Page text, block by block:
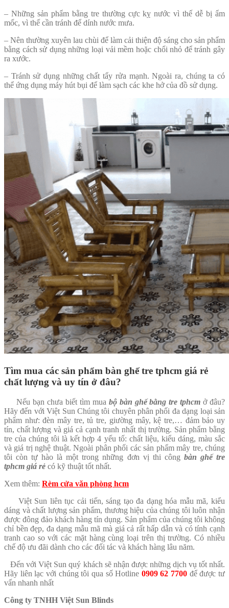
– Những sản phẩm bằng tre thường cực kỵ nước vì thế dễ bị ẩm
mốc, vì thế cần tránh để dính nước mưa.
– Nên thường xuyên lau chùi để làm cải thiện độ sáng cho sản phẩm
bằng cách sử dụng những loại vải mềm hoặc chổi nhỏ để tránh gây
ra xước.
– Tránh sử dụng những chất tẩy rửa mạnh. Ngoài ra, chúng ta có
thể ứng dụng máy hút bụi để làm sạch các khe hở của đồ sử dụng.
Tìm mua các sản phẩm bàn ghế tre tphcm giá rẻ
chất lượng và uy tín ở đâu?
Nếu bạn chưa biết tìm mua bộ bàn ghế bằng tre tphcm ở đâu?
Hãy đến với Việt Sun Chúng tôi chuyên phân phối đa dạng loại sản
phẩm như: đèn mây tre, tủ tre, giường mây, kệ tre,… đảm bảo uy
tín, chất lượng và giá cả cạnh tranh nhất thị trường. Sản phẩm bằng
tre của chúng tôi là kết hợp 4 yếu tố: chất liệu, kiểu dáng, màu sắc
và giá trị nghệ thuật. Ngoài phân phối các sản phẩm mây tre, chúng
tôi còn tự hào là một trong những đơn vị thi công bàn ghế tre
tphcm giá rẻ có kỹ thuật tốt nhất.
Xem thêm: Rèm cửa văn phòng hcm
Việt Sun liên tục cải tiến, sáng tạo đa dạng hóa mẫu mã, kiểu
dáng và chất lượng sản phẩm, thương hiệu của chúng tôi luôn nhận
được đông đảo khách hàng tín dụng. Sản phẩm của chúng tôi không
chỉ bền đẹp, đa dạng mẫu mã mà giá cả rất hấp dẫn và có tính cạnh
tranh cao so với các mặt hàng cùng loại trên thị trường. Có nhiều
chế độ ưu đãi dành cho các đối tác và khách hàng lâu năm.
Đến với Việt Sun quý khách sẽ nhận được những dịch vụ tốt nhất.
Hãy liên lạc với chúng tôi qua số Hotline 0909 62 7700 để được tư
vấn nhanh nhất
Công ty TNHH Việt Sun Blinds